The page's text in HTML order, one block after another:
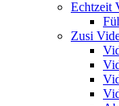
Echtzeit
Zusi